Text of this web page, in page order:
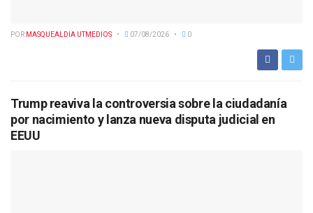
POR MASQUEALDIA UTMEDIOS 07/08/2026 0
Trump reaviva la controversia sobre la ciudadanía
por nacimiento y lanza nueva disputa judicial en
EEUU